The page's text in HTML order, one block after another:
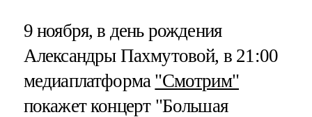
9 ноября, в день рождения
Александры Пахмутовой, в 21:00
медиаплатформа "Смотрим"
покажет концерт "Большая